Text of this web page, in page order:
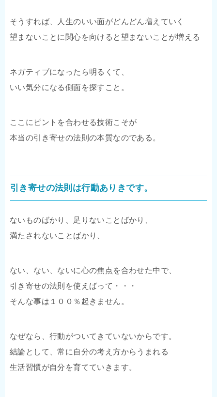
そうすれば、人生のいい面がどんどん増えていく
望まないことに関心を向けると望まないことが増える
ネガティブになったら明るくて、
いい気分になる側面を探すこと。
ここにピントを合わせる技術こそが
本当の引き寄せの法則の本質なのである。
引き寄せの法則は行動ありきです。
ないものばかり、足りないことばかり、
満たされないことばかり、
ない、ない、ないに心の焦点を合わせた中で、
引き寄せの法則を使えばって・・・
そんな事は１００％起きません。
なぜなら、行動がついてきていないからです。
結論として、常に自分の考え方からうまれる
生活習慣が自分を育てていきます。